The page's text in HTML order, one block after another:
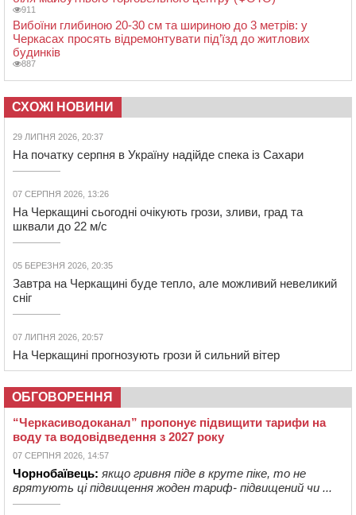
911
Вибоїни глибиною 20-30 см та шириною до 3 метрів: у
Черкасах просять відремонтувати під’їзд до житлових
будинків
887
СХОЖІ НОВИНИ
29 ЛИПНЯ 2026, 20:37
На початку серпня в Україну надійде спека із Сахари
07 СЕРПНЯ 2026, 13:26
На Черкащині сьогодні очікують грози, зливи, град та
шквали до 22 м/с
05 БЕРЕЗНЯ 2026, 20:35
Завтра на Черкащині буде тепло, але можливий невеликий
сніг
07 ЛИПНЯ 2026, 20:57
На Черкащині прогнозують грози й сильний вітер
ОБГОВОРЕННЯ
“Черкасиводоканал” пропонує підвищити тарифи на
воду та водовідведення з 2027 року
07 СЕРПНЯ 2026, 14:57
Чорнобаївець: якщо гривня піде в круте піке, то не
врятують ці підвищення жоден тариф- підвищений чи ...